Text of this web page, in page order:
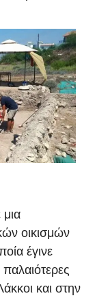
οικισμών
έγινε
και στην